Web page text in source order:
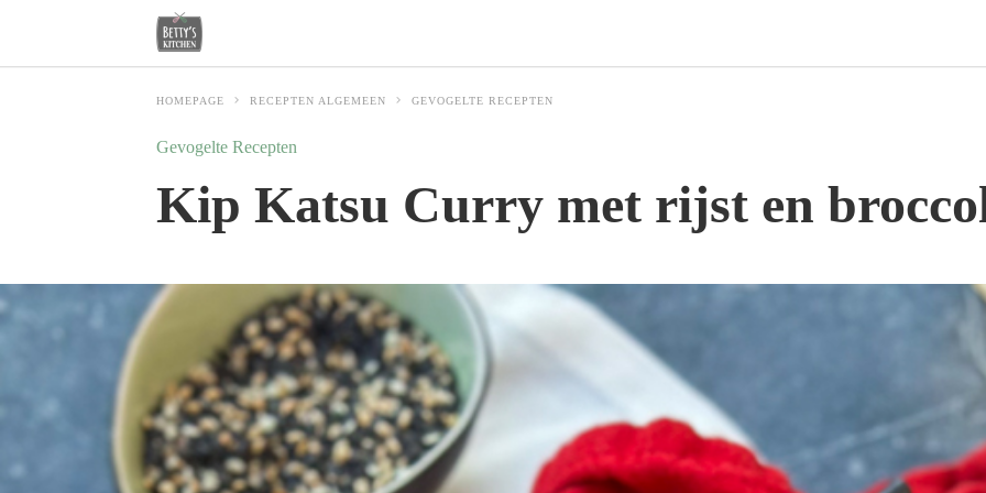
HOMEPAGE RECEPTEN ALGEMEEN GEVOGELTE RECEPTEN
Gevogelte Recepten
Kip Katsu Curry met rijst en